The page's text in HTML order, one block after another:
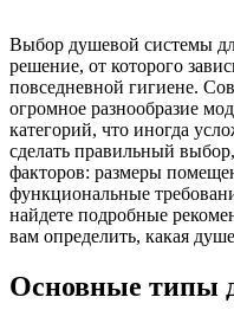
Выбор душевой системы
решение, от которого
повседневной гигиене.
огромное разнообразие
категорий, что иногда
сделать правильный
факторов: размеры
функциональные
найдете подробные
вам определить, какая
Основные типы